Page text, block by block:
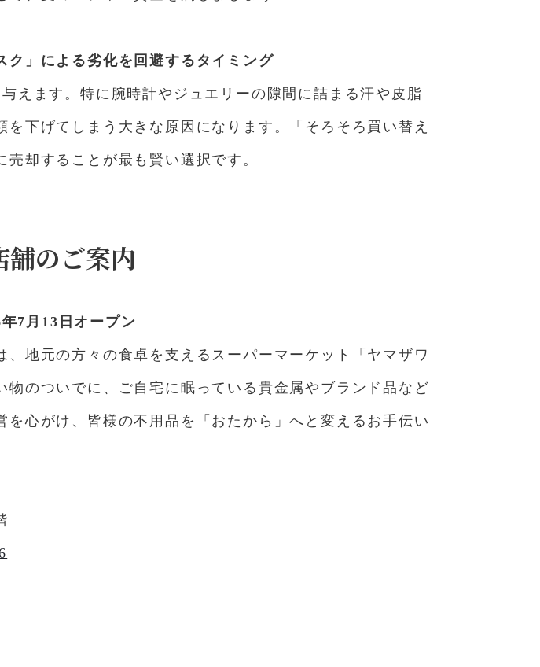
」による劣化を回避するタイミング
えます。特に腕時計やジュエリーの隙間に詰まる汗や皮脂
下げてしまう大きな原因になります。「そろそろ買い替え
却することが最も賢い選択です。
舗のご案内
7月13日オープン
地元の方々の食卓を支えるスーパーマーケット「ヤマザワ
のついでに、ご自宅に眠っている貴金属やブランド品など
心がけ、皆様の不用品を「おたから」へと変えるお手伝い